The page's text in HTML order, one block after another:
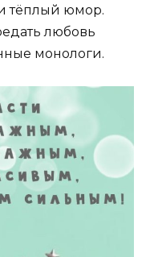
тёплый юмор.
любовь
монологи.